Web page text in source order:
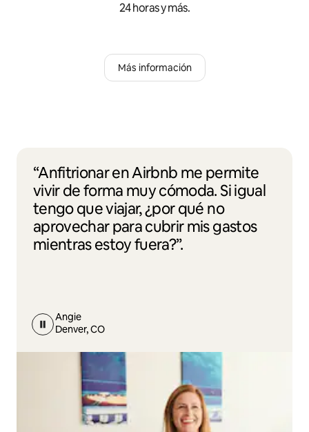
24 horas y más.
Más información
“Anfitrionar en Airbnb me permite
vivir de forma muy cómoda. Si igual
tengo que viajar, ¿por qué no
aprovechar para cubrir mis gastos
mientras estoy fuera?”.
Angie
Denver, CO